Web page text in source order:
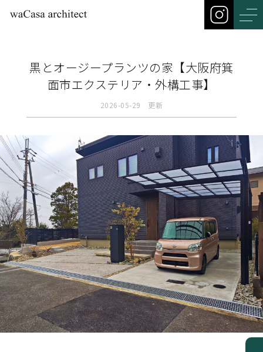
黒とオージープランツの家【大阪府箕
面市エクステリア・外構工事】
2026-05-29 更新